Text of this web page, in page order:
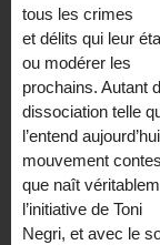
tous les crimes
et délits qui leur
ou modérer les
prochains. Autant
dissociation telle
l’entend
mouvement
que naît
l’initiative de Toni
Negri, et avec le